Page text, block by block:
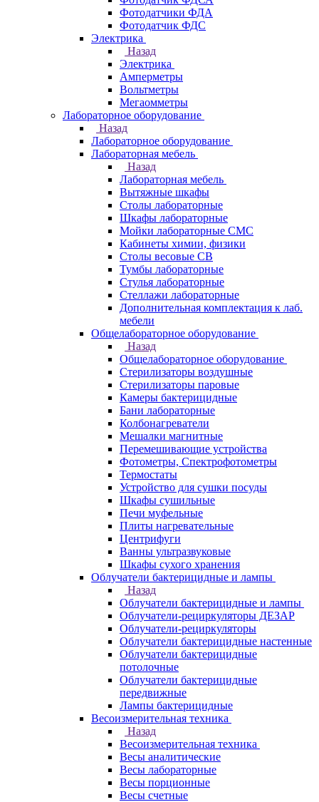
Фотодатчики ФДА
Фотодатчик ФДС
Электрика
Назад
Электрика
Амперметры
Вольтметры
Мегаомметры
Лабораторное оборудование
Назад
Лабораторное оборудование
Лабораторная мебель
Назад
Лабораторная мебель
Вытяжные шкафы
Столы лабораторные
Шкафы лабораторные
Мойки лабораторные СМС
Кабинеты химии, физики
Столы весовые СВ
Тумбы лабораторные
Стулья лабораторные
Стеллажи лабораторные
Дополнительная комплектация к лаб.
мебели
Общелабораторное оборудование
Назад
Общелабораторное оборудование
Стерилизаторы воздушные
Стерилизаторы паровые
Камеры бактерицидные
Бани лабораторные
Колбонагреватели
Мешалки магнитные
Перемешивающие устройства
Фотометры, Спектрофотометры
Термостаты
Устройство для сушки посуды
Шкафы сушильные
Печи муфельные
Плиты нагревательные
Центрифуги
Ванны ультразвуковые
Шкафы сухого хранения
Облучатели бактерицидные и лампы
Назад
Облучатели бактерицидные и лампы
Облучатели-рециркуляторы ДЕЗАР
Облучатели-рециркуляторы
Облучатели бактерицидные настенные
Облучатели бактерицидные
потолочные
Облучатели бактерицидные
передвижные
Лампы бактерицидные
Весоизмерительная техника
Назад
Весоизмерительная техника
Весы аналитические
Весы лабораторные
Весы порционные
Весы счетные